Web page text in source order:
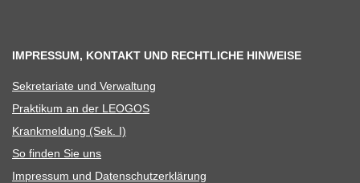
IMPRESSUM, KONTAKT UND RECHTLICHE HINWEISE
Sekre­ta­riate und Verwaltung
Prak­ti­kum an der LEOGOS
Krank­mel­dung (Sek. I)
So fin­den Sie uns
Impres­sum und Datenschutzerklärung